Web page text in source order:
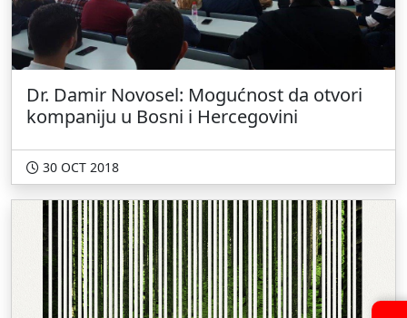
Dr. Damir Novosel: Mogućnost da otvori
kompaniju u Bosni i Hercegovini
30 OCT 2018